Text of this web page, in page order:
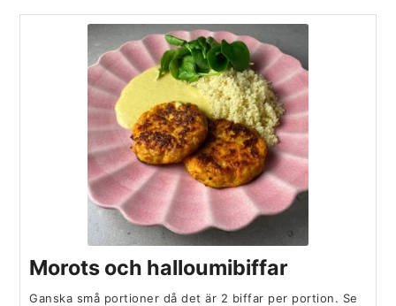
Morots och halloumibiffar
Ganska små portioner då det är 2 biffar per portion. Se